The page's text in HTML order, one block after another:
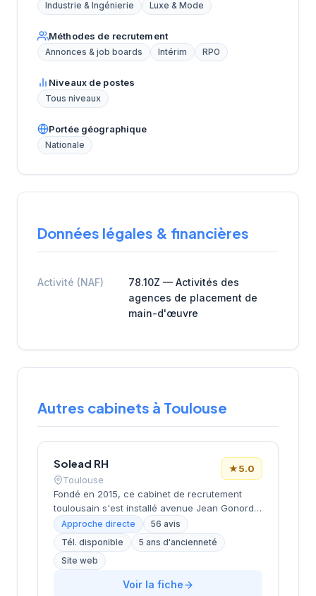
Industrie & Ingénierie
Luxe & Mode
Méthodes de recrutement
Annonces & job boards Intérim RPO
Niveaux de postes
Tous niveaux
Portée géographique
Nationale
Données légales & financières
Activité (NAF)
78.10Z — Activités des
agences de placement de
main-d'œuvre
Autres cabinets à Toulouse
Solead RH
Toulouse
★5.0
Fondé en 2015, ce cabinet de recrutement
toulousain s'est installé avenue Jean Gonord
dans le secteur dynamique de la ville rose.
Dirigé par Medard, il s'appuie sur une
expertise de près de 10 ans pour
accompagner entreprises et candidats dans
leurs projets de recrutement. La structure
affiche une excellente réputation avec une
Approche directe
56 avis
Tél. disponible
5 ans d'ancienneté
Site web
Voir la fiche